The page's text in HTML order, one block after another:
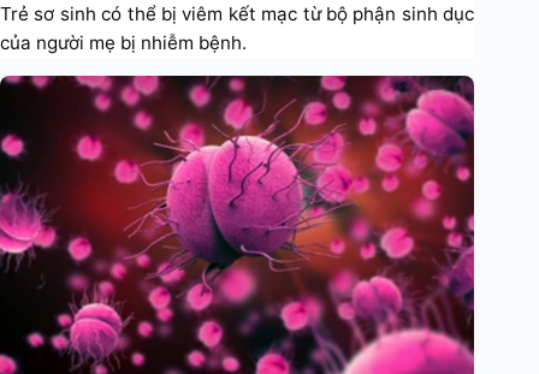
Trẻ sơ sinh có thể bị viêm kết mạc từ bộ phận sinh dục
của người mẹ bị nhiễm bệnh.